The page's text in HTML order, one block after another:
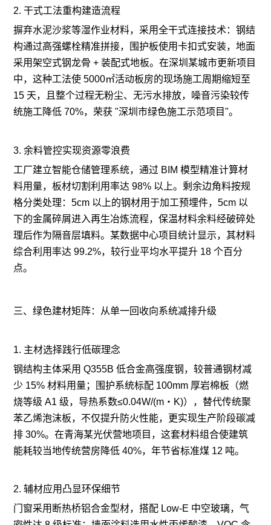
2. 干式工法重构建造流程
摒弃水泥沙浆等湿作业材料，采用全干式连接技术：钢结
构通过高强螺栓精准拼接，围护板使用卡扣式安装，地面
采用架空式钢龙骨 + 装配式地板。在深圳某城市更新项目
中，这种工法使 5000㎡活动板房的现场施工周期缩短至
15 天，且整个过程无粉尘、无污水排放，噪音污染较传
统施工降低 70%，荣获 "深圳市绿色施工示范项目"。
3. 余料管控实现资源零浪费
工厂建立智能仓储管理系统，通过 BIM 模型精准计算材
料用量，板材切割利用率达 98% 以上。剩余边角料按规
格分类处理：5cm 以上的钢材用于加工预埋件，5cm 以
下的金属碎屑进入再生冶炼流程，保温材料余料经破碎处
理后作为隔音层填料。某数据中心项目统计显示，其材料
综合利用率达 99.2%，较行业平均水平提升 18 个百分
点。
三、绿色建材矩阵：从单一回收向系统减排升级
1. 主材选择践行低碳理念
钢结构主体采用 Q355B 低合金高强度钢，较普通钢材减
少 15% 材料用量；围护系统标配 100mm 厚岩棉板（燃
烧等级 A1 级，导热系数≤0.04W/(m・K)），替代传统聚
苯乙烯泡沫板，不仅提升防火性能，更实现生产阶段碳减
排 30%。在青海某光伏营地项目，这套材料组合使建筑
能耗较当地传统营房降低 40%，年节省标准煤 12 吨。
2. 辅材应用凸显环保细节
门窗采用断热桥铝合金型材，搭配 Low-E 中空玻璃，气